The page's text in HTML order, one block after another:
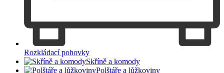
Rozkládací pohovky
Skříně a komody
Polštáře a lůžkoviny